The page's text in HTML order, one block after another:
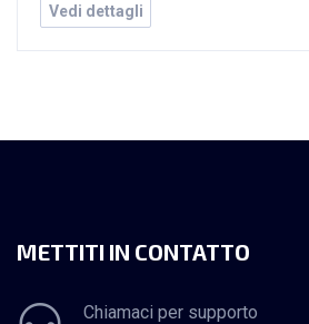
Vedi dettagli
METTITI IN CONTATTO
Chiamaci per supporto